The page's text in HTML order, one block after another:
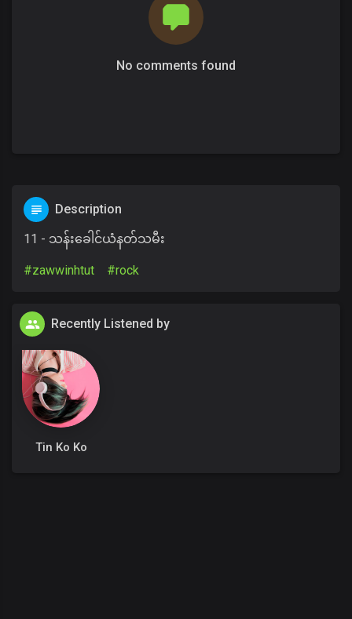
No comments found
Description
11 - သန်းခေါင်ယံနတ်သမီး
#zawwinhtut #rock
Recently Listened by
Tin Ko Ko